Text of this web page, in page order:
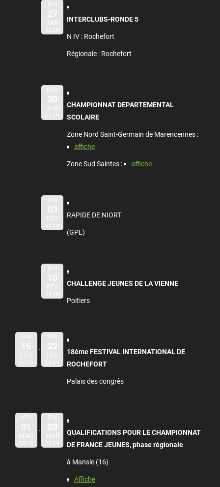
DIM
27
JAN
2019
INTERCLUBS-RONDE 5
N IV : Rochefort
Régionale : Rochefort
MER
30
JAN
2019
CHAMPIONNAT DEPARTEMENTAL
SCOLAIRE
Zone Nord Saint-Germain de Marencennes :
affiche
Zone Sud Saintes : affiche
DIM
03
FÉV
2019
RAPIDE DE NIORT
(GPL)
DIM
10
FÉV
2019
CHALLENGE JEUNES DE LA VIENNE
Poitiers
SAM
16
FÉV
2019
VEN
22
FÉV
2019
18ème FESTIVAL INTERNATIONAL DE
ROCHEFORT
Palais des congrès
VEN
01
MAR
2019
DIM
03
MAR
2019
QUALIFICATIONS POUR LE CHAMPIONNAT
DE FRANCE JEUNES, phase régionale
à Mansle (16)
Affiche